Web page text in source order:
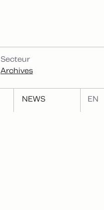
NEWS EN
Secteur
Archives